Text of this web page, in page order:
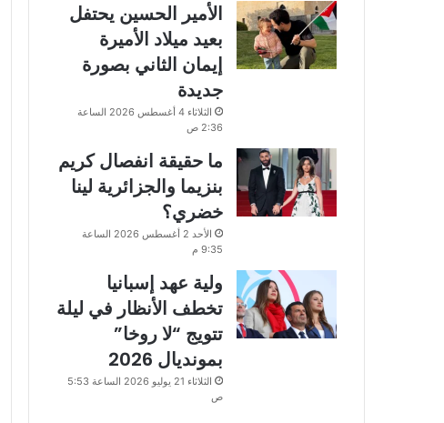
الأمير الحسين يحتفل
بعيد ميلاد الأميرة
إيمان الثاني بصورة
جديدة
الثلاثاء 4 أغسطس 2026 الساعة
2:36 ص
ما حقيقة انفصال كريم
بنزيما والجزائرية لينا
خضري؟
الأحد 2 أغسطس 2026 الساعة
9:35 م
ولية عهد إسبانيا
تخطف الأنظار في ليلة
تتويج “لا روخا”
بمونديال 2026
الثلاثاء 21 يوليو 2026 الساعة 5:53
ص